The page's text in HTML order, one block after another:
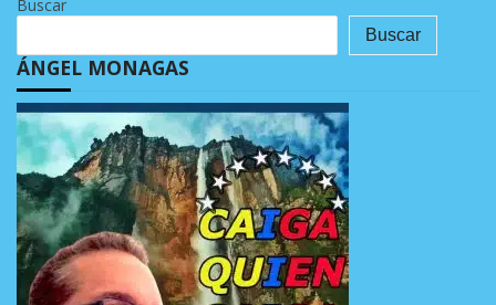
Buscar
Buscar
ÁNGEL MONAGAS